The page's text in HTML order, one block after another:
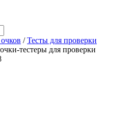
/Тесты для проверки
тестеры для проверки